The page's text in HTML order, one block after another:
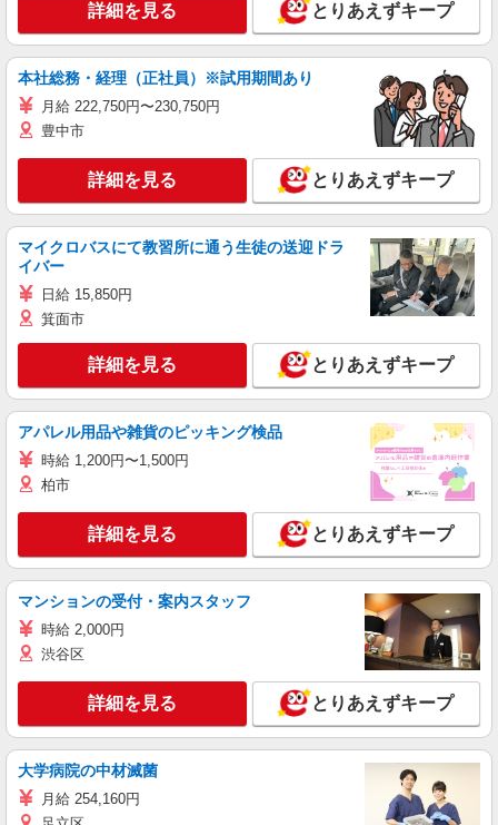
詳細を見る とりあえずキープ
本社総務・経理（正社員）※試用期間あり
月給 222,750円〜230,750円
豊中市
詳細を見る とりあえずキープ
マイクロバスにて教習所に通う生徒の送迎ドラ
イバー
日給 15,850円
箕面市
詳細を見る とりあえずキープ
アパレル用品や雑貨のピッキング検品
時給 1,200円〜1,500円
柏市
詳細を見る とりあえずキープ
マンションの受付・案内スタッフ
時給 2,000円
渋谷区
詳細を見る とりあえずキープ
大学病院の中材滅菌
月給 254,160円